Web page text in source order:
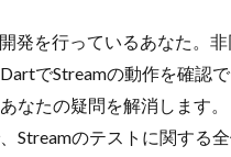
発を行っているあなた。
でStreamの動作を確認
なたの疑問を解消します。
Streamのテストに関する